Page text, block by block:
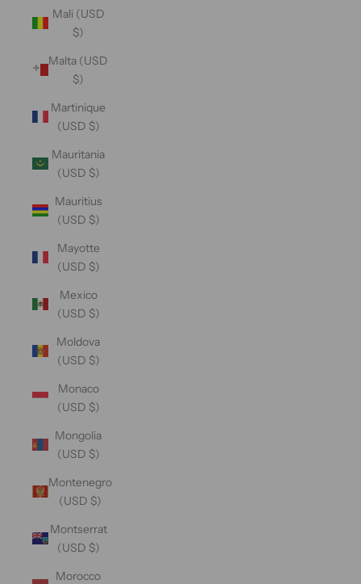
Mali (USD
$)
Malta (USD
$)
Martinique
(USD $)
Mauritania
(USD $)
Mauritius
(USD $)
Mayotte
(USD $)
Mexico
(USD $)
Moldova
(USD $)
Monaco
(USD $)
Mongolia
(USD $)
Montenegro
(USD $)
Montserrat
(USD $)
Morocco